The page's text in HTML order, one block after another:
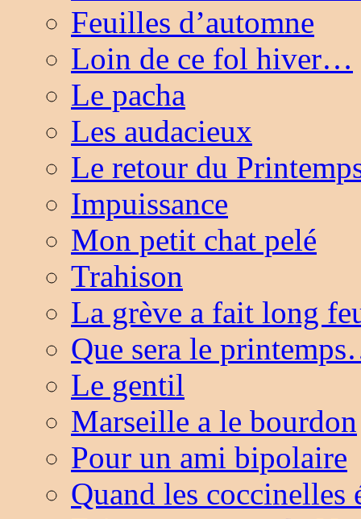
Feuilles d’automne
Loin de ce fol hiver…
Le pacha
Les audacieux
Le retour du
Impuissance
Mon petit chat pelé
Trahison
La grève a fait long
Que sera le
Le gentil
Marseille a le bourdon
Pour un ami bipolaire
Quand les